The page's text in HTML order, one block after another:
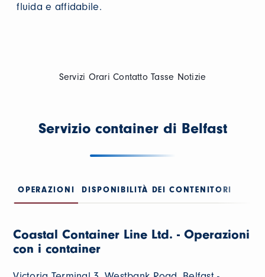
fluida e affidabile.
Servizi Orari Contatto Tasse Notizie
Servizio container di Belfast
OPERAZIONI DISPONIBILITÀ DEI CONTENITORI
Coastal Container Line Ltd. - Operazioni
con i container